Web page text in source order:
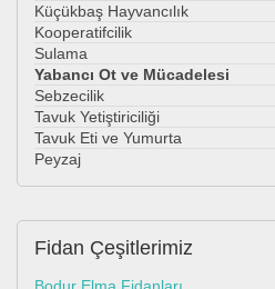
Küçükbaş Hayvancılık
Kooperatifcilik
Sulama
Yabancı Ot ve Mücadelesi
Sebzecilik
Tavuk Yetiştiriciliği
Tavuk Eti ve Yumurta
Peyzaj
Fidan Çeşitlerimiz